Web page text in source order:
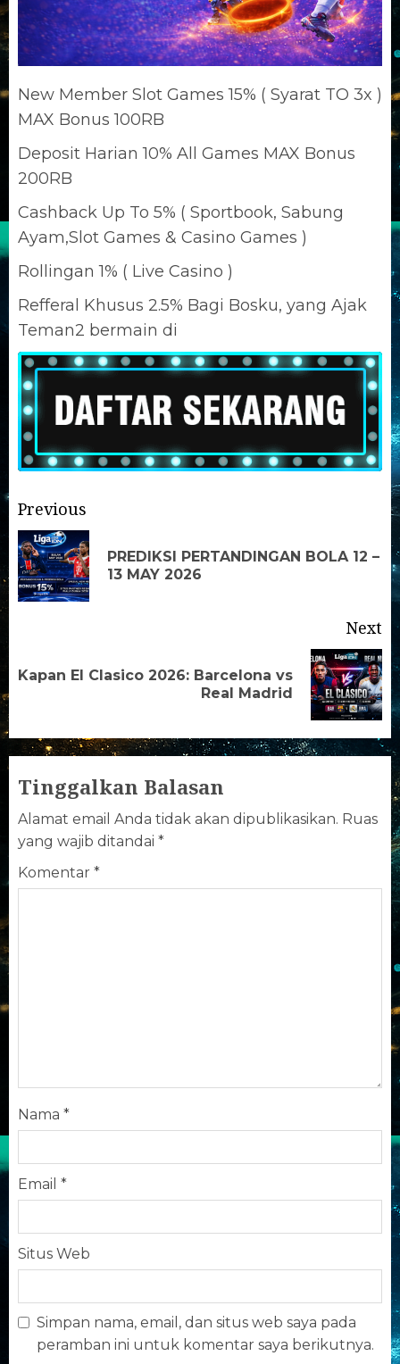
New Member Slot Games 15% ( Syarat TO 3x )
MAX Bonus 100RB
Deposit Harian 10% All Games MAX Bonus
200RB
Cashback Up To 5% ( Sportbook, Sabung
Ayam,Slot Games & Casino Games )
Rollingan 1% ( Live Casino )
Refferal Khusus 2.5% Bagi Bosku, yang Ajak
Teman2 bermain di
Previous
PREDIKSI PERTANDINGAN BOLA 12 –
13 MAY 2026
Next
Kapan El Clasico 2026: Barcelona vs
Real Madrid
Tinggalkan Balasan
Alamat email Anda tidak akan dipublikasikan. Ruas
yang wajib ditandai *
Komentar *
Nama *
Email *
Situs Web
Simpan nama, email, dan situs web saya pada
peramban ini untuk komentar saya berikutnya.